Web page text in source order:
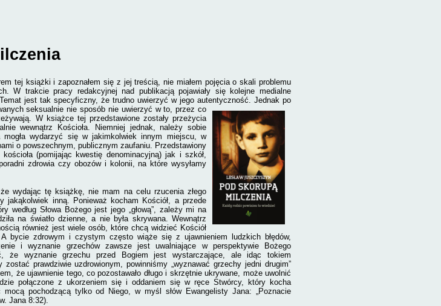
tej książki i zapoznałem się z jej treścią, nie miałem pojęcia o skali problemu
W trakcie pracy redakcyjnej nad publikacją pojawiały się kolejne medialne
jest tak specyficzny, że trudno uwierzyć w jego autentyczność. Jednak po
seksualnie nie sposób nie uwierzyć w to, przez co
W książce tej przedstawione zostały przeżycia
wewnątrz Kościoła. Niemniej jednak, należy sobie
mogła wydarzyć się w jakimkolwiek innym miejscu, w
o powszechnym, publicznym zaufaniu. Przedstawiony
(pomijając kwestię denominacyjną) jak i szkół,
zdrowia czy obozów i kolonii, na które wysyłamy
wydając tę książkę, nie mam na celu rzucenia złego
jakąkolwiek inną. Ponieważ kocham Kościół, a przede
według Słowa Bożego jest jego „głową”, zależy mi na
na światło dzienne, a nie była skrywana. Wewnątrz
również jest wiele osób, które chcą widzieć Kościół
bycie zdrowym i czystym często wiąże się z ujawnieniem ludzkich błędów,
i wyznanie grzechów zawsze jest uwalniające w perspektywie Bożego
że wyznanie grzechu przed Bogiem jest wystarczające, ale idąc tokiem
zostać prawdziwie uzdrowionym, powinniśmy „wyznawać grzechy jedni drugim”
że ujawnienie tego, co pozostawało długo i skrzętnie ukrywane, może uwolnić
połączone z ukorzeniem się i oddaniem się w ręce Stwórcy, który kocha
pochodzącą tylko od Niego, w myśl słów Ewangelisty Jana: „Poznacie
Jana 8:32).